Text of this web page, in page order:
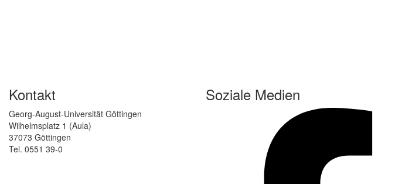
Kontakt
Georg-August-Universität Göttingen
Wilhelmsplatz 1 (Aula)
37073 Göttingen
Tel. 0551 39-0
Soziale Medien